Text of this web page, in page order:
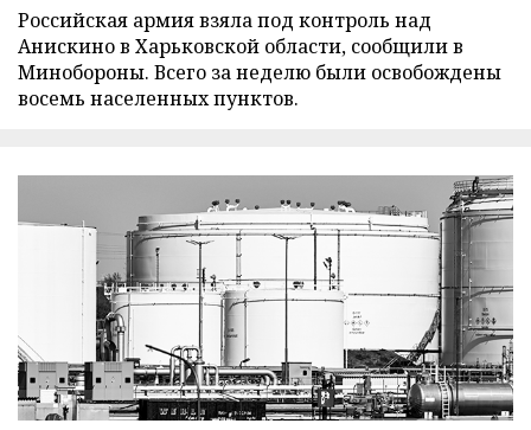
Российская армия взяла под контроль над
Анискино в Харьковской области, сообщили в
Минобороны. Всего за неделю были освобождены
восемь населенных пунктов.